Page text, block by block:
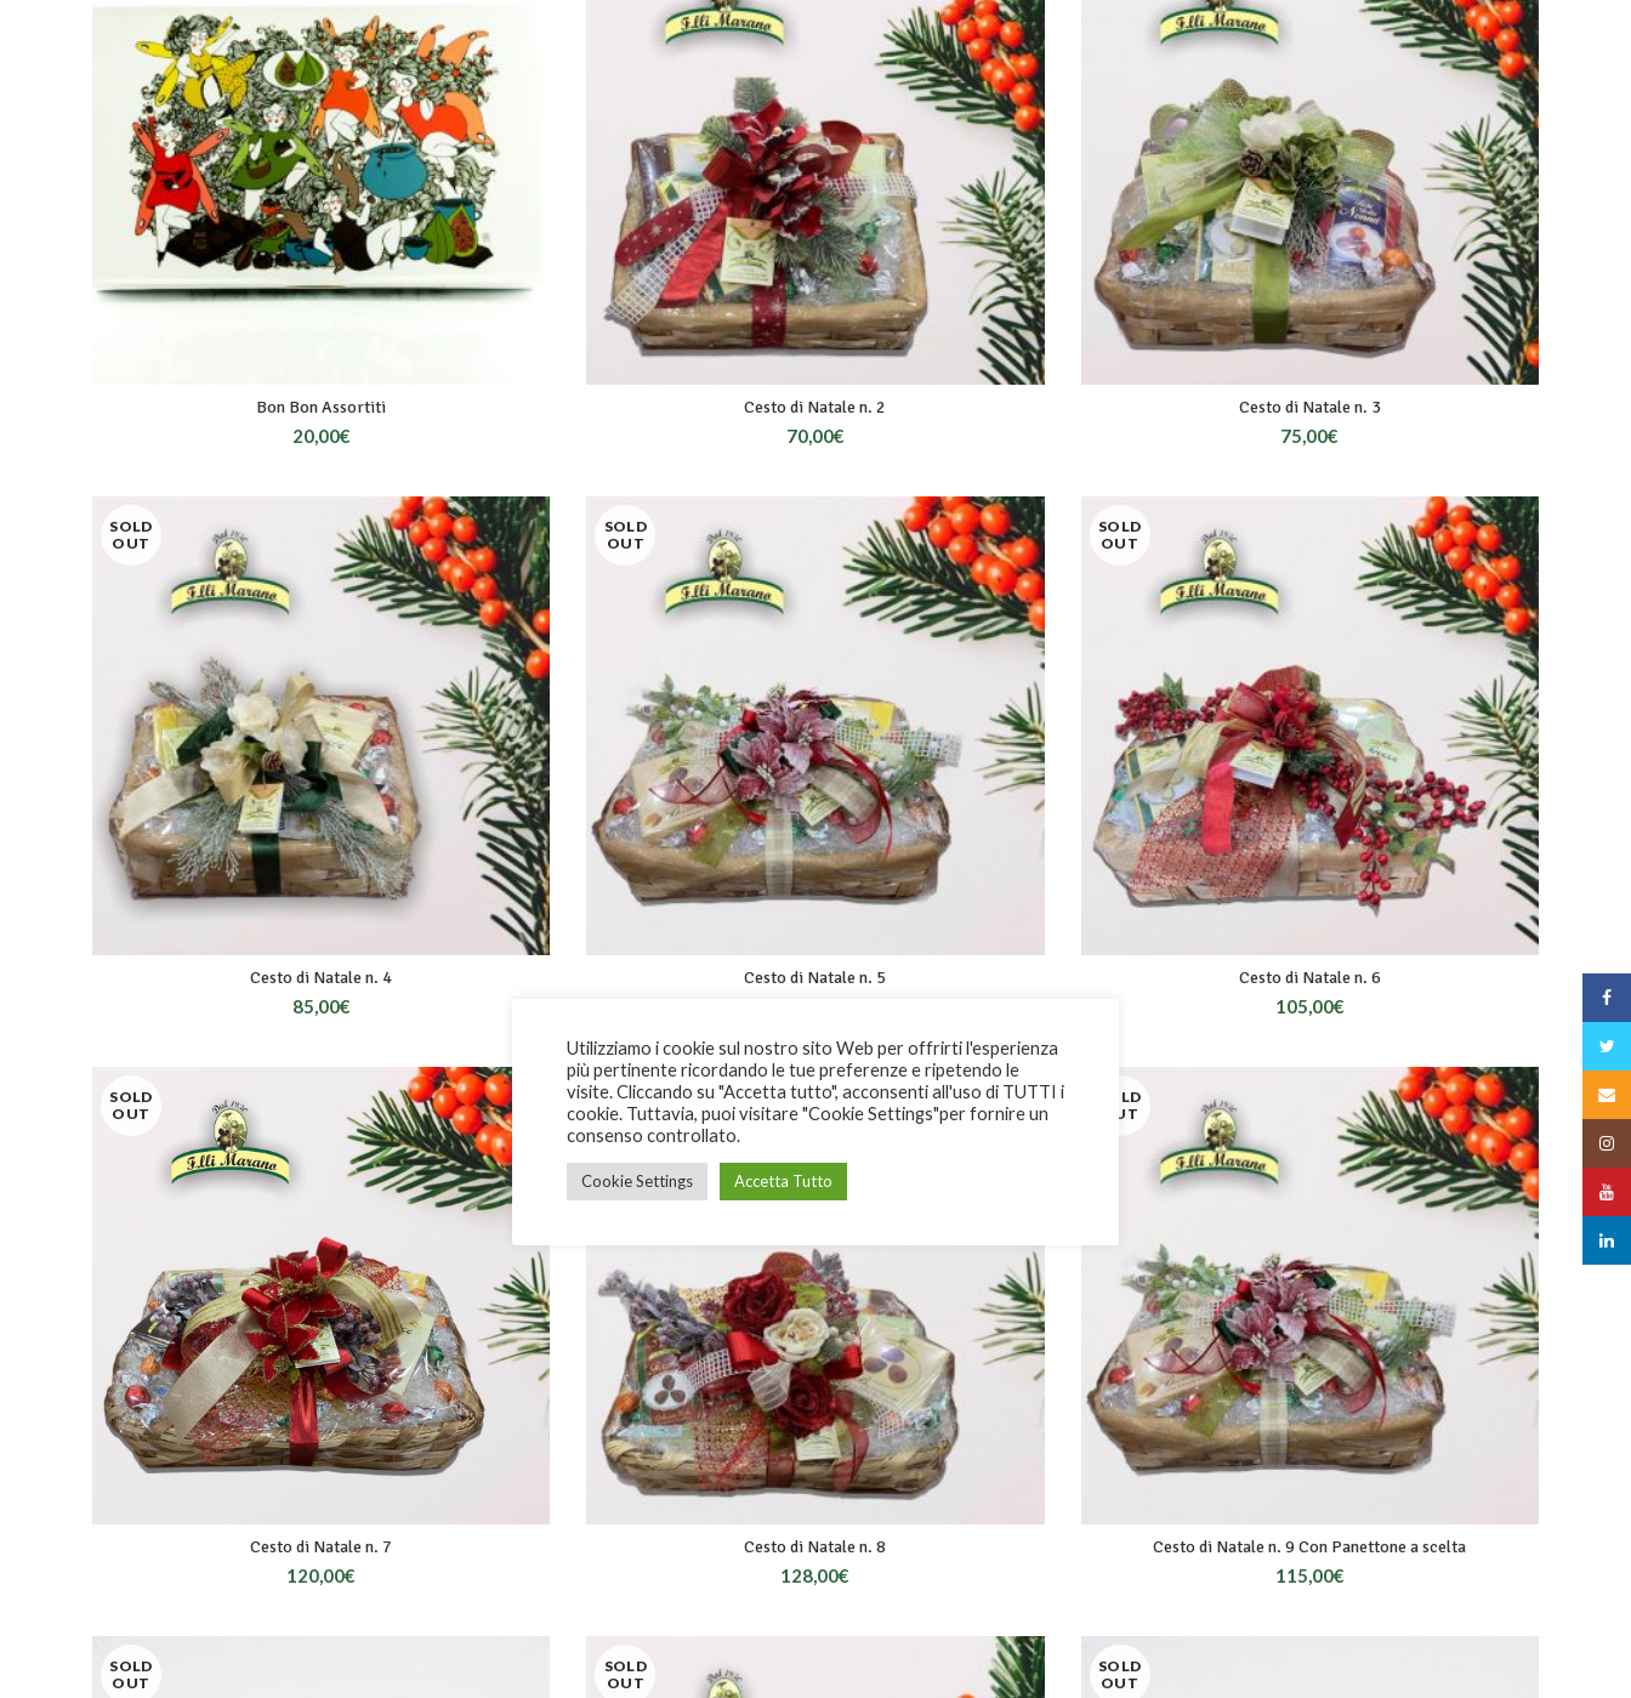
Bon Bon Assortiti
20,00€
Cesto di Natale n. 2
70,00€
Cesto di Natale n. 3
75,00€
SOLD
OUT
Cesto di Natale n. 4
85,00€
SOLD
OUT
Cesto di Natale n. 5
SOLD
OUT
Cesto di Natale n. 6
105,00€
SOLD
OUT
Cesto di Natale n. 7
120,00€
SOLD
OUT
Cesto di Natale n. 8
128,00€
SOLD
OUT
Cesto di Natale n. 9 Con Panettone a scelta
115,00€
SOLD
OUT
SOLD
OUT
SOLD
OUT
Utilizziamo i cookie sul nostro sito Web per offrirti l'esperienza
più pertinente ricordando le tue preferenze e ripetendo le
visite. Cliccando su "Accetta tutto", acconsenti all'uso di TUTTI i
cookie. Tuttavia, puoi visitare "Cookie Settings"per fornire un
consenso controllato.
Cookie Settings Accetta Tutto
Email